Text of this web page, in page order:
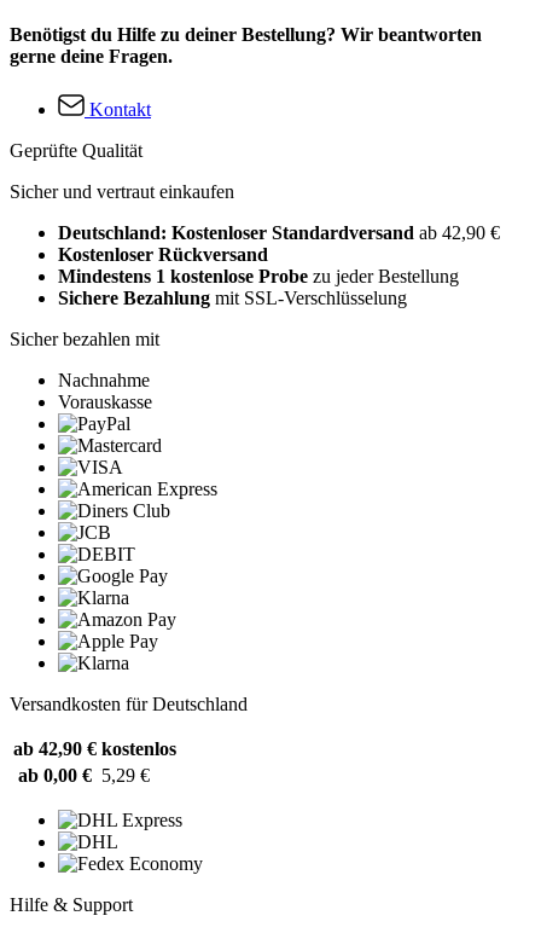
Benötigst du Hilfe zu deiner Bestellung? Wir beantworten
gerne deine Fragen.
Kontakt
Geprüfte Qualität
Sicher und vertraut einkaufen
Deutschland: Kostenloser Standardversand ab 42,90 €
Kostenloser Rückversand
Mindestens 1 kostenlose Probe zu jeder Bestellung
Sichere Bezahlung mit SSL-Verschlüsselung
Sicher bezahlen mit
Nachnahme
Vorauskasse
Versandkosten für Deutschland
ab 42,90 € kostenlos
ab 0,00 € 5,29 €
Hilfe & Support